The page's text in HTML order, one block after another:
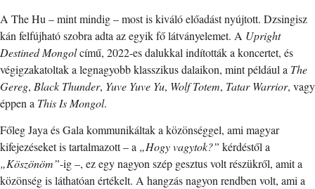
A The Hu – mint mindig – most is kiváló előadást nyújtott. Dzsingisz
kán felfújható szobra adta az egyik fő látványelemet. A Upright
Destined Mongolcímű, 2022-es dalukkal indították a koncertet, és
végigzakatoltak a legnagyobb klasszikus dalaikon, mint például a The
Gereg, Black Thunder, Yuve Yuve Yu, Wolf Totem, Tatar Warrior, vagy
éppen a This Is Mongol.
Főleg Jaya és Gala kommunikáltak a közönséggel, ami magyar
kifejezéseket is tartalmazott – a „Hogy vagytok?” kérdéstől a
„Köszönöm”-ig –, ez egy nagyon szép gesztus volt részükről, amit a
közönség is láthatóan értékelt. A hangzás nagyon rendben volt, ami a